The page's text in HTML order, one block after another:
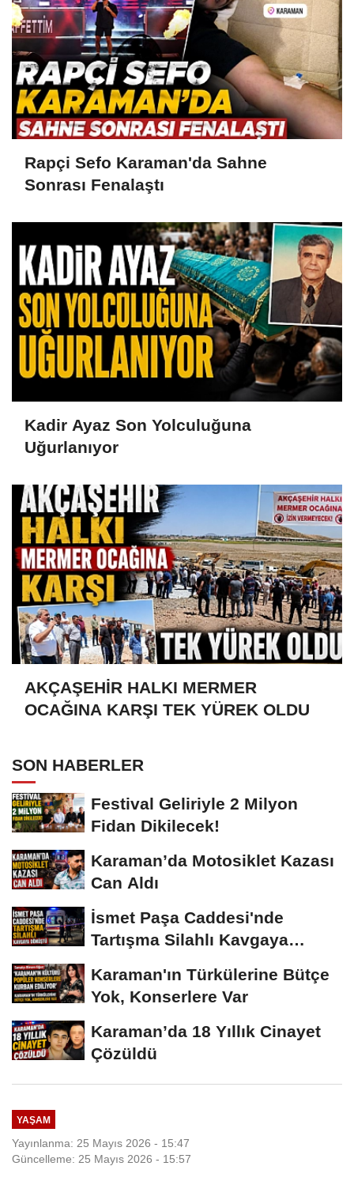
Rapçi Sefo Karaman'da Sahne
Sonrası Fenalaştı
Kadir Ayaz Son Yolculuğuna
Uğurlanıyor
AKÇAŞEHİR HALKI MERMER
OCAĞINA KARŞI TEK YÜREK OLDU
SON HABERLER
Festival Geliriyle 2 Milyon
Fidan Dikilecek!
Karaman’da Motosiklet Kazası
Can Aldı
İsmet Paşa Caddesi'nde
Tartışma Silahlı Kavgaya
Karaman'ın Türkülerine Bütçe
Yok, Konserlere Var
Karaman’da 18 Yıllık Cinayet
Çözüldü
YAŞAM
Yayınlanma: 25 Mayıs 2026 - 15:47
Güncelleme: 25 Mayıs 2026 - 15:57